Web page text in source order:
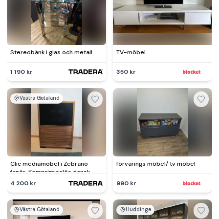
Stereobänk i glas och metall
1 190 kr
TV-möbel
350 kr
Västra Götaland
Clic mediamöbel i Zebrano
fanér. Komprimisslös dansk
kvalitetsmöbel.
4 200 kr
förvarings möbel/ tv möbel
990 kr
Västra Götaland Huddinge